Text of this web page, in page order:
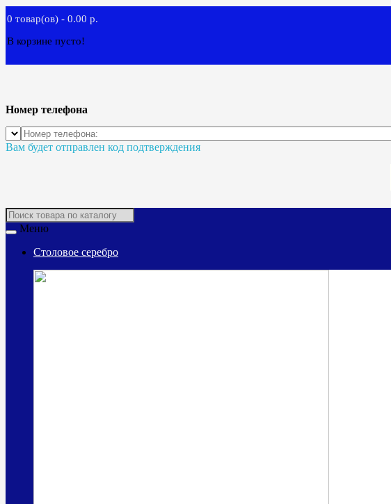
0 товар(ов) - 0.00 р.
В корзине пусто!
Номер телефона
Вам будет отправлен код подтверждения
Меню
Столовое серебро